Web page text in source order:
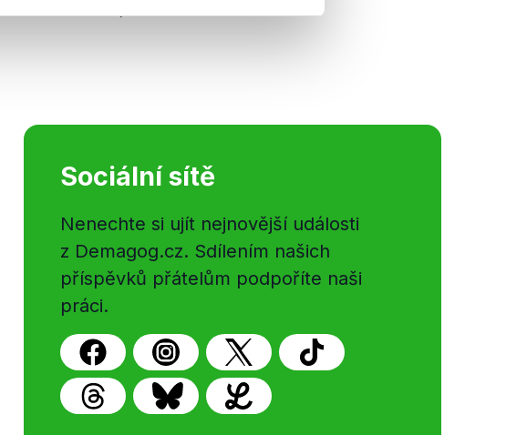
Sociální sítě
Nenechte si ujít nejnovější události
z Demagog.cz. Sdílením našich
příspěvků přátelům podpoříte naši
práci.